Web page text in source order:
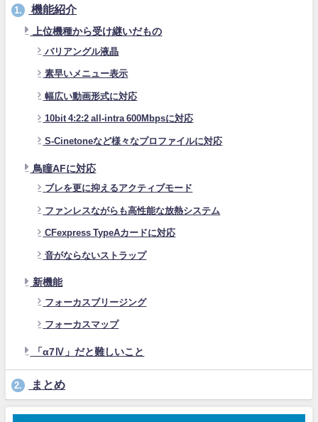
1. 機能紹介
上位機種から受け継いだもの
バリアングル液晶
素早いメニュー表示
幅広い動画形式に対応
10bit 4:2:2 all-intra 600Mbpsに対応
S-Cinetoneなど様々なプロファイルに対応
鳥瞳AFに対応
ブレを更に抑えるアクティブモード
ファンレスながらも高性能な放熱システム
CFexpress TypeAカードに対応
音がならないストラップ
新機能
フォーカスブリージング
フォーカスマップ
「α7Ⅳ」だと難しいこと
2. まとめ